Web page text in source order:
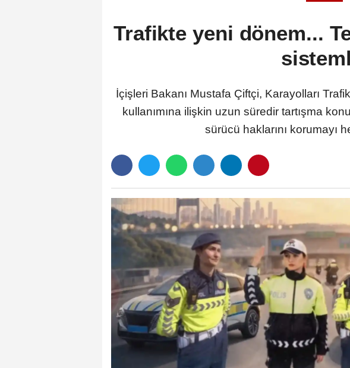
Trafikte yeni dönem...
İçişleri Bakanı Mustafa Çiftçi, Karayolları
kullanımına ilişkin uzun süredir tartışma
sürücü haklarını korumayı